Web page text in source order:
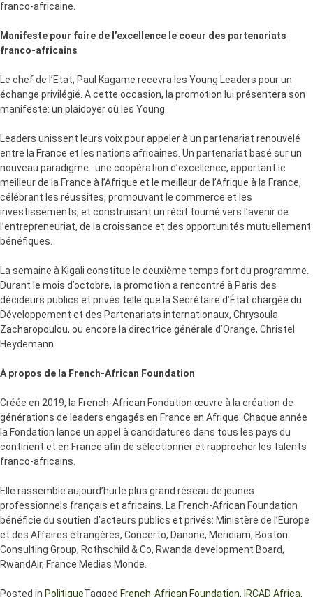
franco-africaine.
Manifeste pour faire de l’excellence le coeur des partenariats
franco-africains
Le chef de l’Etat, Paul Kagame recevra les Young Leaders pour un
échange privilégié. A cette occasion, la promotion lui présentera son
manifeste: un plaidoyer où les Young
Leaders unissent leurs voix pour appeler à un partenariat renouvelé
entre la France et les nations africaines. Un partenariat basé sur un
nouveau paradigme : une coopération d’excellence, apportant le
meilleur de la France à l’Afrique et le meilleur de l’Afrique à la France,
célébrant les réussites, promouvant le commerce et les
investissements, et construisant un récit tourné vers l’avenir de
l’entrepreneuriat, de la croissance et des opportunités mutuellement
bénéfiques.
La semaine à Kigali constitue le deuxième temps fort du programme.
Durant le mois d’octobre, la promotion a rencontré à Paris des
décideurs publics et privés telle que la Secrétaire d’État chargée du
Développement et des Partenariats internationaux, Chrysoula
Zacharopoulou, ou encore la directrice générale d’Orange, Christel
Heydemann.
À propos de la French-African Foundation
Créée en 2019, la French-African Fondation œuvre à la création de
générations de leaders engagés en France en Afrique. Chaque année
la Fondation lance un appel à candidatures dans tous les pays du
continent et en France afin de sélectionner et rapprocher les talents
franco-africains.
Elle rassemble aujourd’hui le plus grand réseau de jeunes
professionnels français et africains. La French-African Foundation
bénéficie du soutien d’acteurs publics et privés: Ministère de l’Europe
et des Affaires étrangères, Concerto, Danone, Meridiam, Boston
Consulting Group, Rothschild & Co, Rwanda development Board,
RwandAir, France Medias Monde.
Posted in PolitiqueTagged French-African Foundation, IRCAD Africa,